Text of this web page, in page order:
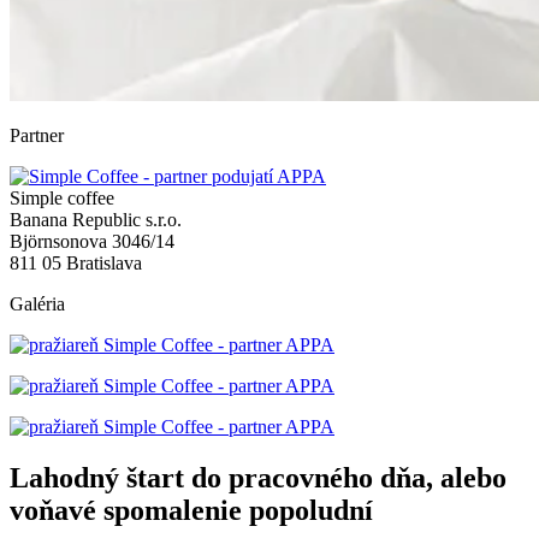
Partner
Simple coffee
Banana Republic s.r.o.
Björnsonova 3046/14
811 05 Bratislava
Galéria
Lahodný štart do pracovného dňa, alebo
voňavé spomalenie popoludní